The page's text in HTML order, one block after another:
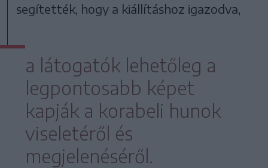
segítették, hogy a kiállításhoz igazodva,
a látogatók lehetőleg a
legpontosabb képet
kapják a korabeli hunok
viseletéről és
megjelenéséről.